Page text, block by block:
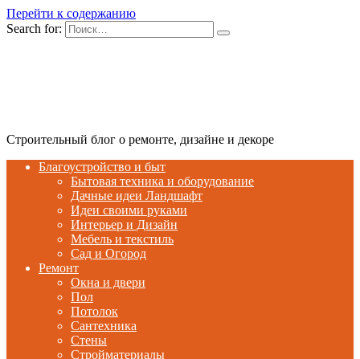
Перейти к содержанию
Search for:
Строительный блог о ремонте, дизайне и декоре
Благоустройство и быт
Бытовая техника и оборудование
Дачные идеи Ландшафт
Идеи своими руками
Интерьер и Дизайн
Мебель и текстиль
Сад и Огород
Ремонт
Окна и двери
Пол
Потолок
Сантехника
Стены
Стройматериалы